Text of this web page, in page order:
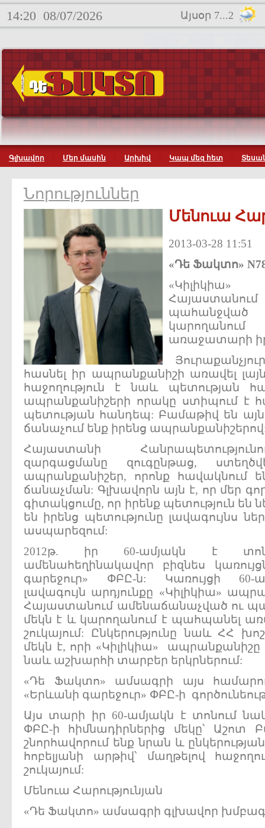
14:20 08/07/2026 Այսօր 7...2
Գլխավոր Մեր մասին Արխիվ Կապ մեզ հետ
Նորություններ
Մենուա
2013-03-28 11:51
«Դե Ֆակտո» N78
պահանջված
առաջատարի իր
հասնել իր ապրանքանիշի առավել
հաջողություն է նաև պետության
ապրանքանիշերի որակը ստիպում է
պետության հանդեպ: Բամաթիվ են այն
ճանաչում ենք իրենց
Հայաստանի
զարգացմանը զուգընթաց,
ապրանքանիշեր, որոնք հավակնում
ճանաչման: Գլխավորն այն է, որ մեր
գիտակցումը, որ իրենք պետություն են
են իրենց պետությունը լավագույնս
ասպարեզում:
2012թ. իր 60-ամյակն է
ամենահեղինակավոր բիզնես
գարեջուր» ՓԲԸ-ն: Կառույցի 60-
լավագույն արդյունքը «Կիլիկիա»
Հայաստանում ամենաճանաչված ու
մեկն է և կարողանում է պահպանել
շուկայում: Ընկերությունը նաև ՀՀ
մեկն է, որի «Կիլիկիա» ապրանքանիշը
նաև աշխարհի տարբեր երկրներում:
«Դե Ֆակտո» ամսագրի այս
«Երևանի գարեջուր» ՓԲԸ-ի
Այս տարի իր 60-ամյակն է տոնում
ՓԲԸ-ի հիմնադիրներից մեկը՝ Աշոտ
շնորհավորում ենք նրան և
հոբելյանի արթիվ՝ մաղթելով
շուկայում:
Մենուա Հարությունյան
«Դե Ֆակտո» ամսագրի գլխավոր